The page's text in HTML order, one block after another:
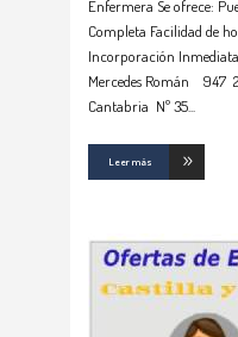
Enfermera Se ofrece:
Completa Facilidad de
Incorporación
Mercedes Román 947
Cantabria Nº 35
Leer más